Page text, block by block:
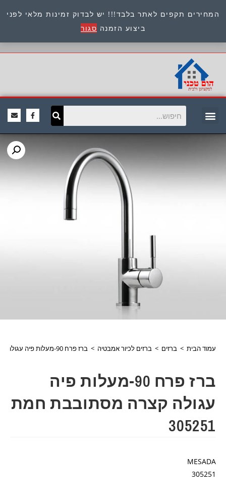
המחירים תקפים לאתר בלבד!!! יש לבדוק זמינות מלאי לפני
ביצוע הזמנה סגור
כתובת : היוזמים 9 אור יהודה שירות לקוחות 054-
8945722
עמוד הבית > ברזים > ברזים לכיור אמבטיה > ברז פרח 90-מעלות פיה עגולה קצרה מסתובבת חמת 305251
ברז פרח 90-מעלות פיה
עגולה קצרה מסתובבת חמת
305251
MESADA
305251